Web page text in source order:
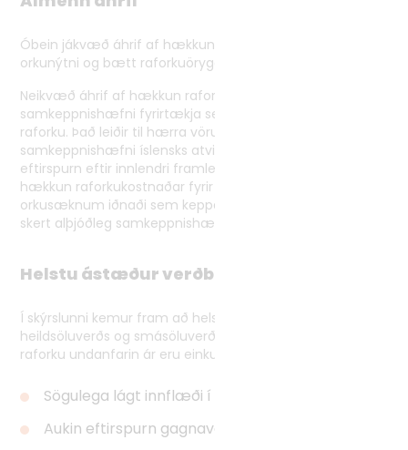
Óbein jákvæð áhrif af hækkun raforkuverðs er aukin
orkunýtni og bætt raforkuöryggi.
Neikvæð áhrif af hækkun raforkukostnaðar felast í skerti
samkeppnishæfni fyrirtækja sem nota umtalsvert magn
raforku. Það leiðir til hærra vöruverðs, dregur úr
samkeppnishæfni íslensks atvinnulífs og dregur úr
eftirspurn eftir innlendri framleiðslu. Neikvæð áhrif af
hækkun raforkukostnaðar fyrir stórnotendur í
orkusæknum iðnaði sem keppa við heimsmarkaðsverð er
skert alþjóðleg samkeppnishæfni.
Helstu ástæður verðbreytinga
Í skýrslunni kemur fram að helstu ástæður verðbreytinga
heildsöluverðs og smásöluverðs (samkeppnishluta)
raforku undanfarin ár eru einkum:
Sögulega lágt innflæði í miðlunarlón
Aukin eftirspurn gagnavera